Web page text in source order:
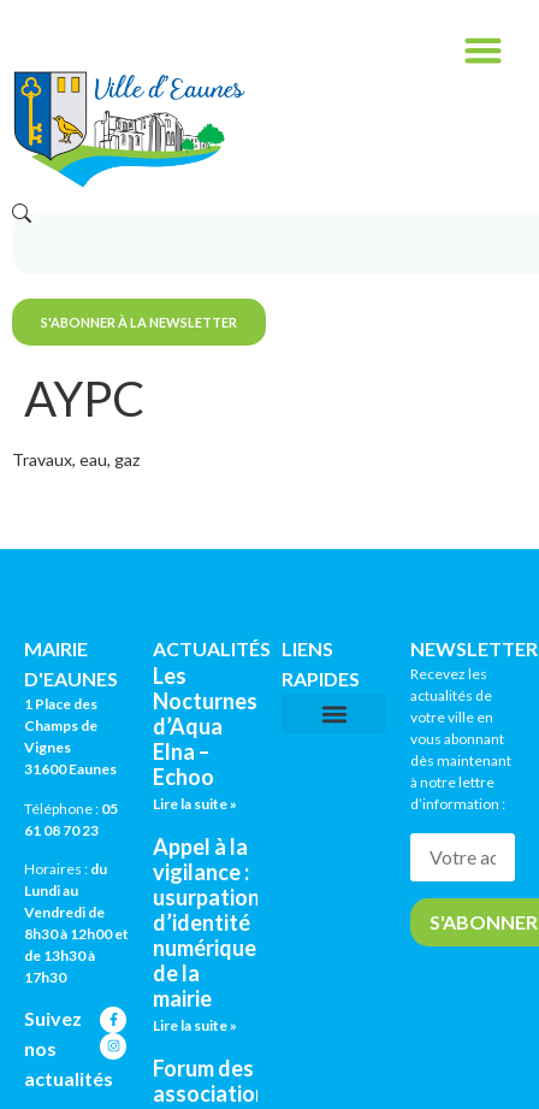
S'ABONNER À LA NEWSLETTER
AYPC
Travaux, eau, gaz
MAIRIE
D'EAUNES
1 Place des
Champs de
Vignes
31600 Eaunes
Téléphone : 05
61 08 70 23
Horaires : du
Lundi au
Vendredi de
8h30 à 12h00 et
de 13h30 à
17h30
Suivez
nos
actualités
ACTUALITÉS
Les
Nocturnes
d’Aqua
Elna –
Echoo
Lire la suite »
Appel à la
vigilance :
usurpation
d’identité
numérique
de la
mairie
Lire la suite »
Forum des
associations
LIENS
RAPIDES
Recevez les
actualités de
votre ville en
vous abonnant
dès maintenant
à notre lettre
d’information :